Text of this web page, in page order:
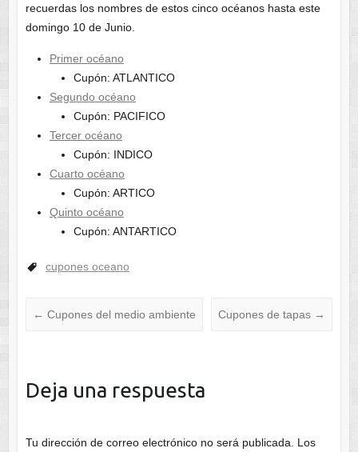
recuerdas los nombres de estos cinco océanos hasta este
domingo 10 de Junio.
Primer océano
Cupón: ATLANTICO
Segundo océano
Cupón: PACIFICO
Tercer océano
Cupón: INDICO
Cuarto océano
Cupón: ARTICO
Quinto océano
Cupón: ANTARTICO
cupones oceano
← Cupones del medio ambiente Cupones de tapas →
Deja una respuesta
Tu dirección de correo electrónico no será publicada.
Los